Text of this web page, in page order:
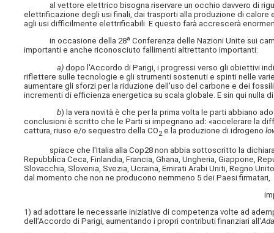
al vettore elettrico bisogna riservare un occhio davvero di
elettrificazione degli usi finali, dai trasporti alla produzione di
agli usi difficilmente elettrificabili. E questo farà accrescerà
in occasione della 28ª Conferenza delle Nazioni Unite sui
importanti e anche riconosciuto fallimenti altrettanto importanti:
a) dopo l'Accordo di Parigi, i progressi verso gli obiettivi
riflettere sulle tecnologie e gli strumenti sostenuti e spinti nelle
aumentare gli sforzi per la riduzione dell'uso del carbone e dei
incrementi di efficienza energetica su scala globale. E sin qui nulla
b) la vera novità è che per la prima volta le parti abbiano
conclusioni è scritto che le Parti si impegnano ad : «accelerare la
cattura, riuso e/o sequestro della CO2 e la produzione di idrogeno
spiace che l'Italia alla Cop28 non abbia sottoscritto la
Repubblica Ceca, Finlandia, Francia, Ghana, Ungheria, Giappone,
Slovacchia, Slovenia, Svezia, Ucraina, Emirati Arabi Uniti, Regno
dal momento che non ne producono nemmeno 5 dei Paesi firmatari,
1) ad adottare le necessarie iniziative di competenza volte ad
dell'Accordo di Parigi, aumentando i propri contributi finanziari all'